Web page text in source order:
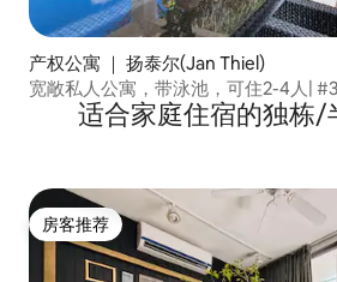
产权公寓 ｜ 扬泰尔(Jan Thiel)
宽敞私人公寓，带泳池，可住2-4人| #3
适合家庭住宿的独栋/
房客推荐
房客推荐